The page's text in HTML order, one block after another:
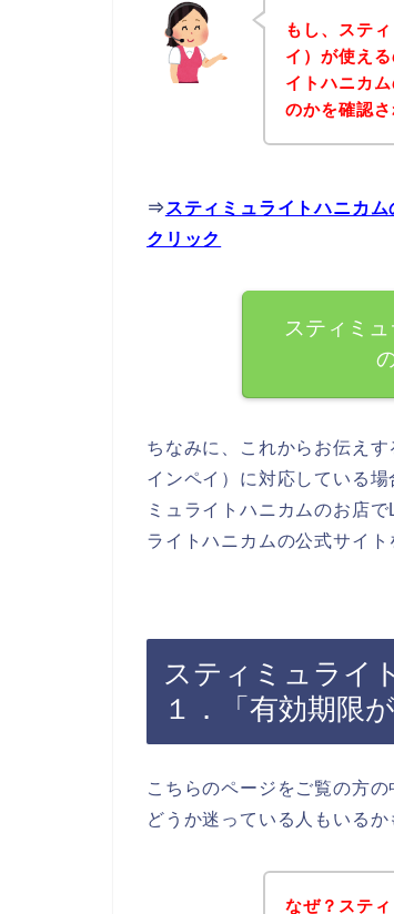
もし、ステ
イ）が使え
イトハニカ
のかを確認
⇒ スティミュライトハニカ
クリック
スティミ
ちなみに、これからお伝え
インペイ）に対応している
ミュライトハニカムのお店
ライトハニカムの公式サイト
スティミュライ
１．「有効期限
こちらのページをご覧の方
どうか迷っている人もいるか
なぜ？ステ